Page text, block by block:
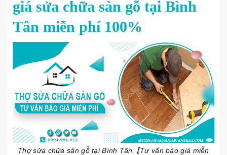
giá sửa chữa sàn gỗ tại Bình
Tân miễn phí 100%
Thợ sửa chữa sàn gỗ tại Bình Tân【Tư vấn báo giá miễn